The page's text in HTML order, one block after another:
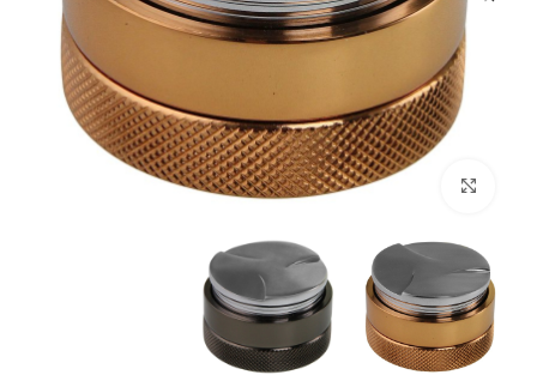
بزرگنمایی تصویر